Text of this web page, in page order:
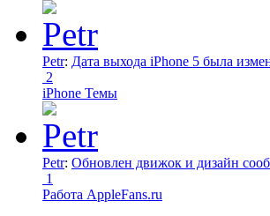
Petr: Дата выхода iPhone 5 была
2
iPhone Темы
Petr: Обновлен движок и дизайн
1
Работа AppleFans.ru